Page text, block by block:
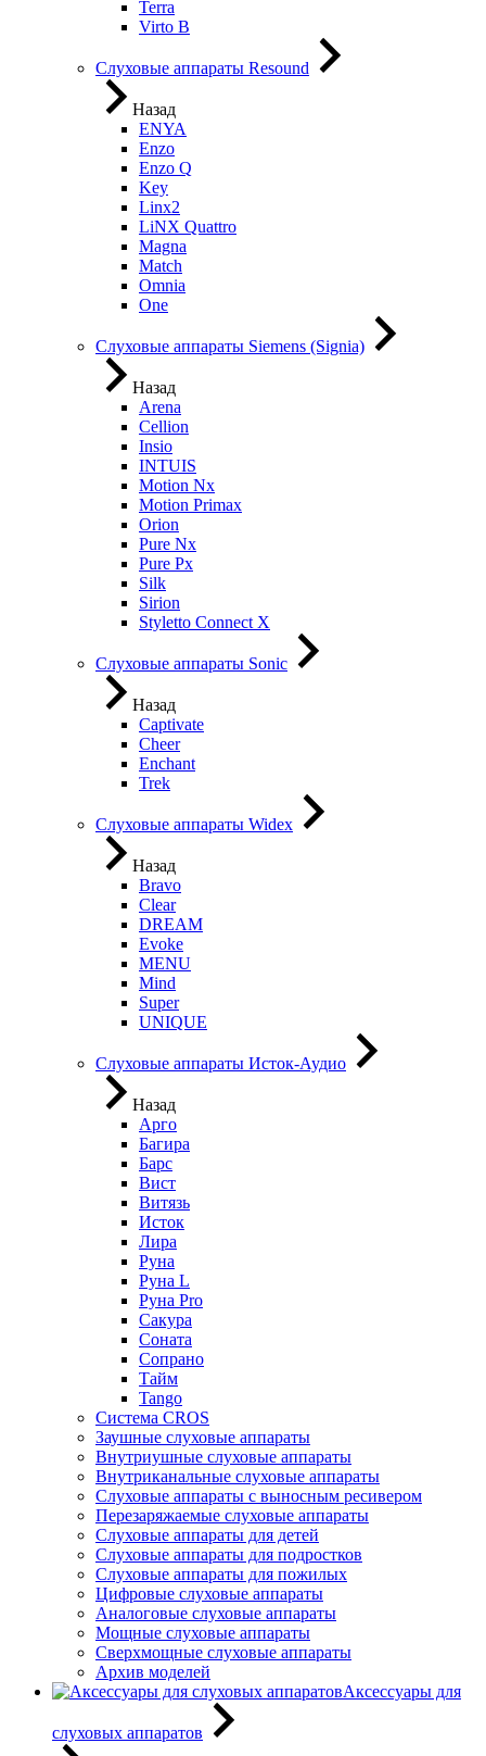
Terra
Virto B
Слуховые аппараты Resound
Назад
ENYA
Enzo
Enzo Q
Key
Linx2
LiNX Quattro
Magna
Match
Omnia
One
Слуховые аппараты Siemens (Signia)
Назад
Arena
Cellion
Insio
INTUIS
Motion Nx
Motion Primax
Orion
Pure Nx
Pure Px
Silk
Sirion
Styletto Connect X
Слуховые аппараты Sonic
Назад
Captivate
Cheer
Enchant
Trek
Слуховые аппараты Widex
Назад
Bravo
Clear
DREAM
Evoke
MENU
Mind
Super
UNIQUE
Слуховые аппараты Исток-Аудио
Назад
Арго
Багира
Барс
Вист
Витязь
Исток
Лира
Руна
Руна L
Руна Pro
Сакура
Соната
Сопрано
Тайм
Tango
Система CROS
Заушные слуховые аппараты
Внутриушные слуховые аппараты
Внутриканальные слуховые аппараты
Слуховые аппараты с выносным ресивером
Перезаряжаемые слуховые аппараты
Слуховые аппараты для детей
Слуховые аппараты для подростков
Слуховые аппараты для пожилых
Цифровые слуховые аппараты
Аналоговые слуховые аппараты
Мощные слуховые аппараты
Сверхмощные слуховые аппараты
Архив моделей
Аксессуары для
слуховых аппаратов